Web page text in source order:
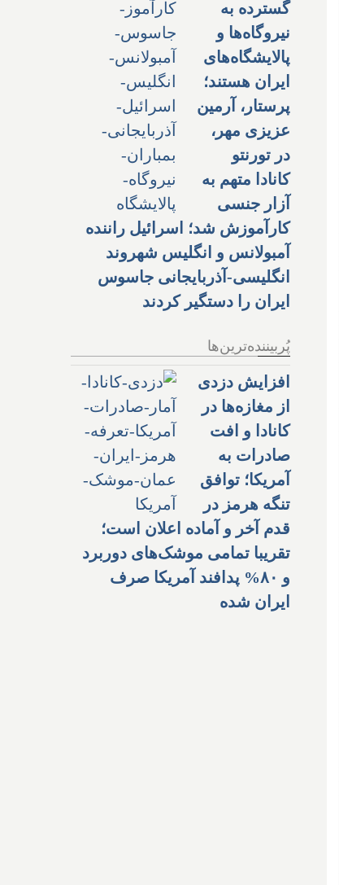
گسترده به
نیروگاه‌ها و
پالایشگاه‌های
ایران هستند؛
پرستار، آرمین
عزیزی مهر،
در تورنتو
کانادا متهم به
آزار جنسی
کارآموزش شد؛ اسرائیل راننده
آمبولانس و انگلیس شهروند
انگلیسی-آذربایجانی جاسوس
ایران را دستگیر کردند
پُربیننده‌ترین‌ها
افزایش دزدی
از مغازه‌ها در
کانادا و افت
صادرات به
آمریکا؛ توافق
تنگه هرمز در
قدم آخر و آماده اعلان است؛
تقریبا تمامی موشک‌های دوربرد
و ۸۰% پدافند آمریکا صرف
ایران شده